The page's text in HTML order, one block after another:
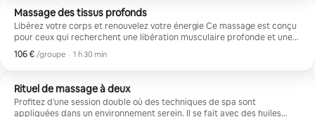
la réduction de la lourdeur et la détente des jambes fatiguées, qui se
termine par un délicieux massage des pieds.
Massage des tissus profonds
Libérez votre corps et renouvelez votre énergie Ce massage est conçu
pour ceux qui recherchent une libération musculaire profonde et une
relaxation totale du corps et de l'esprit. Nous travaillons sur les
couches profondes du muscle pour soulager les tensions accumulées,
constant du voyage.
106 € /groupe
106 € par groupe
, · 1 h 30 min
Rituel de massage à deux
Profitez d'une session double où des techniques de spa sont
appliquées dans un environnement serein. Il se fait avec des huiles